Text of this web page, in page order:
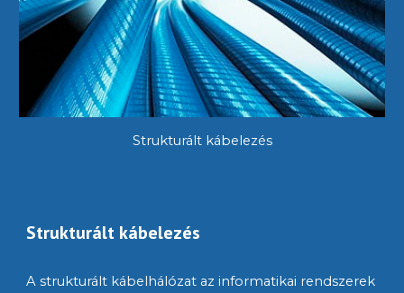
Strukturált kábelezés
Strukturált kábelezés
A strukturált kábelhálózat az informatikai rendszerek